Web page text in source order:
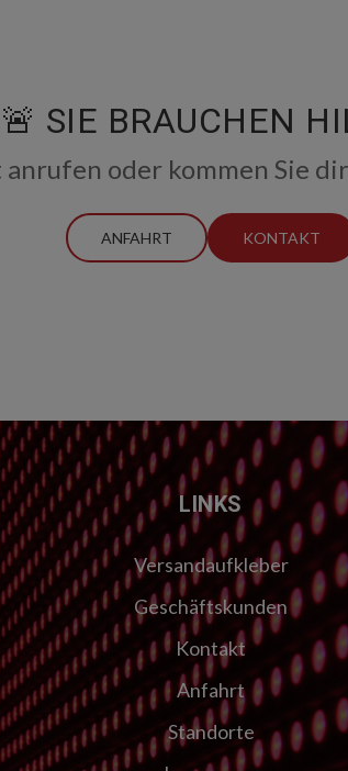
🚨 SIE BRAUCHEN
anrufen oder kommen Sie
ANFAHRT KONTAKT
LINKS
Versandaufkleber
Geschäftskunden
Kontakt
Anfahrt
Standorte